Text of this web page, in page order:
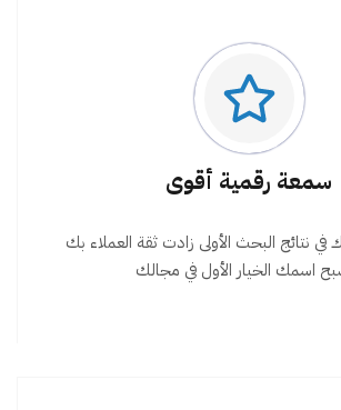
سمعة رقمية أقوى
في نتائج البحث الأولى زادت ثقة العملاء بك
اسمك الخيار الأول في مجالك